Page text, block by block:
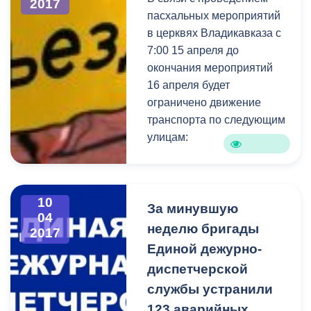
2017
пасхальных мероприятий
в церквях Владикавказа с
7:00 15 апреля до
окончания мероприятий
16 апреля будет
ограничено движение
транспорта по следующим
улицам:
ул.Кантемирова;
ул.Кантемирова от
ул.К.Хетагурова до
ул.Армянская;
ул.Армянская от
ул.Г.Баева до ул.Ч.Баева;
10
04
2017
За минувшую
неделю бригады
Единой дежурно-
диспетчерской
службы устранили